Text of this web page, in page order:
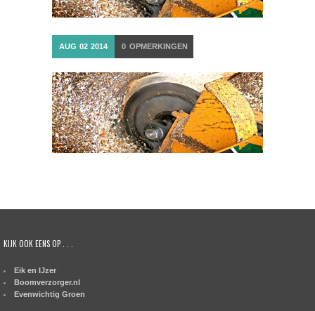
AUG 02 2014 0 OPMERKINGEN
KIJK OOK EENS OP . . .
Eik en IJzer
Boomverzorger.nl
Evenwichtig Groen